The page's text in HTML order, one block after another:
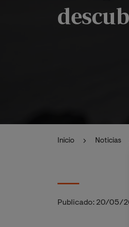
Inicio Noticias
Publicado: 20/05/